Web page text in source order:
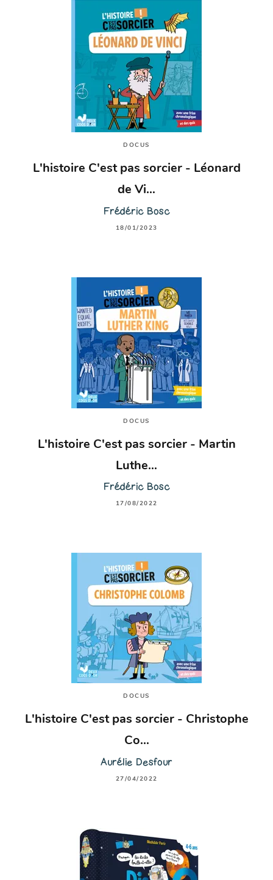
DOCUS
L'histoire C'est pas sorcier - Léonard
de Vi…
Frédéric Bosc
18/01/2023
DOCUS
L'histoire C'est pas sorcier - Martin
Luthe…
Frédéric Bosc
17/08/2022
DOCUS
L'histoire C'est pas sorcier - Christophe
Co…
Aurélie Desfour
27/04/2022